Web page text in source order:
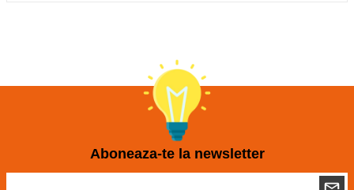
Aboneaza-te la newsletter